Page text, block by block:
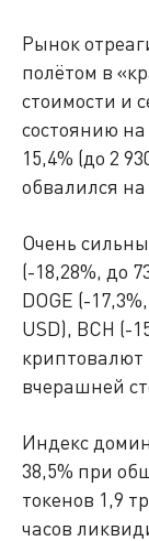
Рынок
полётом в
стоимости и
состоянию на
15,4% (до 2
обвалился на
Очень
(-18,28%, до
DOGE (-
USD), BCH (-
криптовалют
вчерашней
Индекс
38,5% при
токенов 1,9
часов